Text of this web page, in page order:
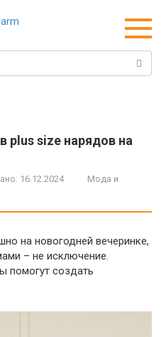
plus size нарядов на
16.12.2024
Мода и
на новогодней вечеринке,
– не исключение.
помогут создать